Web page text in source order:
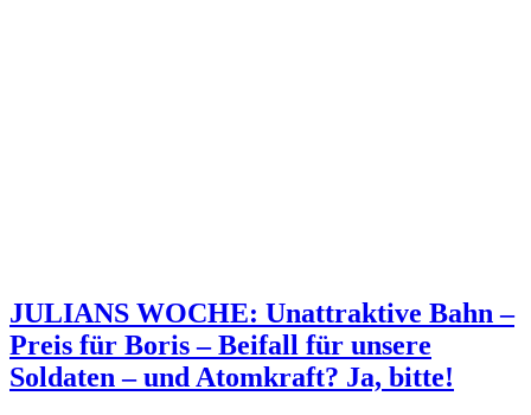
JULIANS WOCHE: Unattraktive Bahn –
Preis für Boris – Beifall für unsere
Soldaten – und Atomkraft? Ja, bitte!